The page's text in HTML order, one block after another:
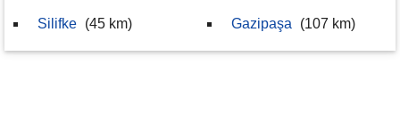
Silifke (45 km) Gazipaşa (107 km)